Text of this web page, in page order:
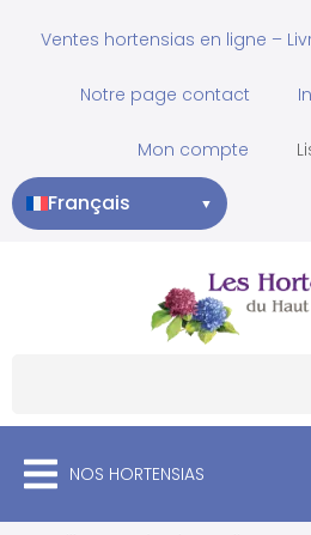
Ventes hortensias en ligne –
Notre page contact
Mon compte
Français ▼
NOS HORTENSIAS